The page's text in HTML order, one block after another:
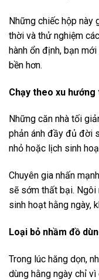
Những chiếc hộp này
thời và thử nghiệm
hành ổn định, bạn
bền hơn.
Chạy theo xu
Những căn nhà tối
phản ánh đầy đủ đời
nhỏ hoặc lịch sinh
Chuyên gia nhấn
sẽ sớm thất bại. Ngôi
sinh hoạt hằng ngày,
Loại bỏ nhầm đồ
Trong lúc hăng dọn,
dùng hằng ngày chỉ